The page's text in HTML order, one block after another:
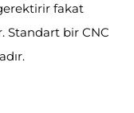
fakat
Standart bir CNC